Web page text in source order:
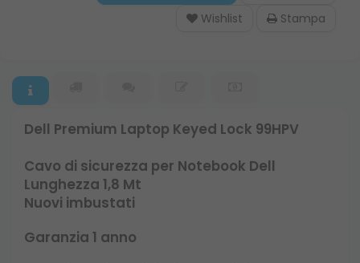
Wishlist
Stampa
Dell Premium Laptop Keyed Lock 99HPV
Cavo di sicurezza per Notebook Dell
Lunghezza 1,8 Mt
Nuovi imbustati
Garanzia 1 anno